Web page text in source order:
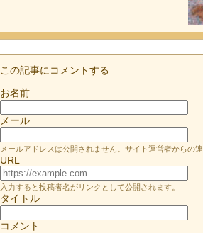
この記事にコメントする
お名前
メール
メールアドレスは公開されません。サイト運営者からの
URL
入力すると投稿者名がリンクとして公開されます。
タイトル
コメント